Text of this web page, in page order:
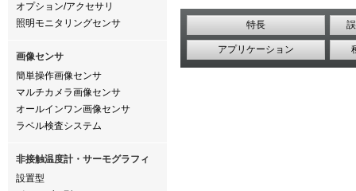
オプション/アクセサリ
照明モニタリングセンサ
画像センサ
簡単操作画像センサ
マルチカメラ画像センサ
オールインワン画像センサ
ラベル検査システム
非接触温度計・サーモグラフィ
設置型
特長
アプリケーション